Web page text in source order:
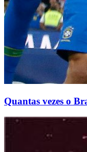
Quantas vezes o